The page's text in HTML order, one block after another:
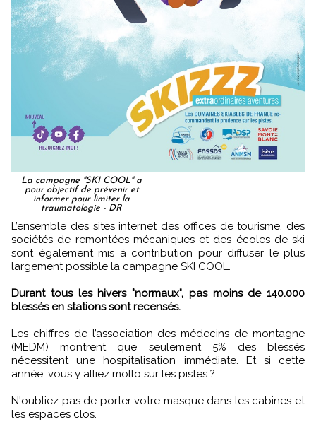
La campagne "SKI COOL" a
pour objectif de prévenir et
informer pour limiter la
traumatologie - DR
L’ensemble des sites internet des offices de tourisme, des
sociétés de remontées mécaniques et des écoles de ski
sont également mis à contribution pour diffuser le plus
largement possible la campagne SKI COOL.
Durant tous les hivers "normaux", pas moins de 140.000
blessés en stations sont recensés.
Les chiffres de l’association des médecins de montagne
(MEDM) montrent que seulement 5% des blessés
nécessitent une hospitalisation immédiate. Et si cette
année, vous y alliez mollo sur les pistes ?
N'oubliez pas de porter votre masque dans les cabines et
les espaces clos.